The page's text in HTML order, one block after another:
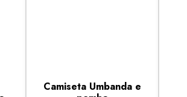
Camiseta Umbanda e